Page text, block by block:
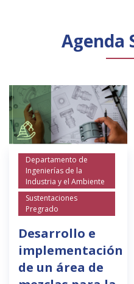
Agenda
Departamento de
Ingenierías de la
Industria y el Ambiente
Sustentaciones
Pregrado
Desarrollo e
implementación
de un área de